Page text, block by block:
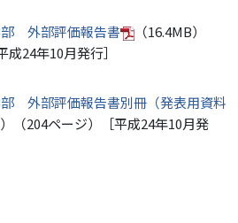
部 外部評価報告書
（16.4MB）
成24年10月発行］
外部評価報告書別冊（発表用資料
）（204ページ）［平成24年10月発